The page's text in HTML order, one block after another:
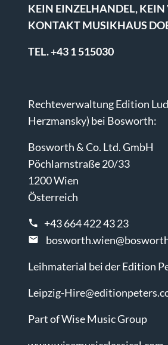
KEIN EINZELHANDEL, KEIN
KONTAKT MUSIKHAUS
TEL. +43 1 515030
Rechteverwaltung Edition
Herzmansky) bei Bosworth:
Bosworth & Co. Ltd. GmbH
Pöchlarnstraße 20/33
1200 Wien
Österreich
+43 664 422 43 23
Leihmaterial bei der Edition
Leipzig-
Part of Wise Music Group